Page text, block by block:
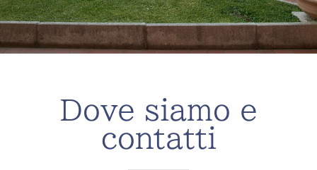
Dove siamo e
contatti